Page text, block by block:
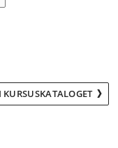
KURSUSKATALOGET